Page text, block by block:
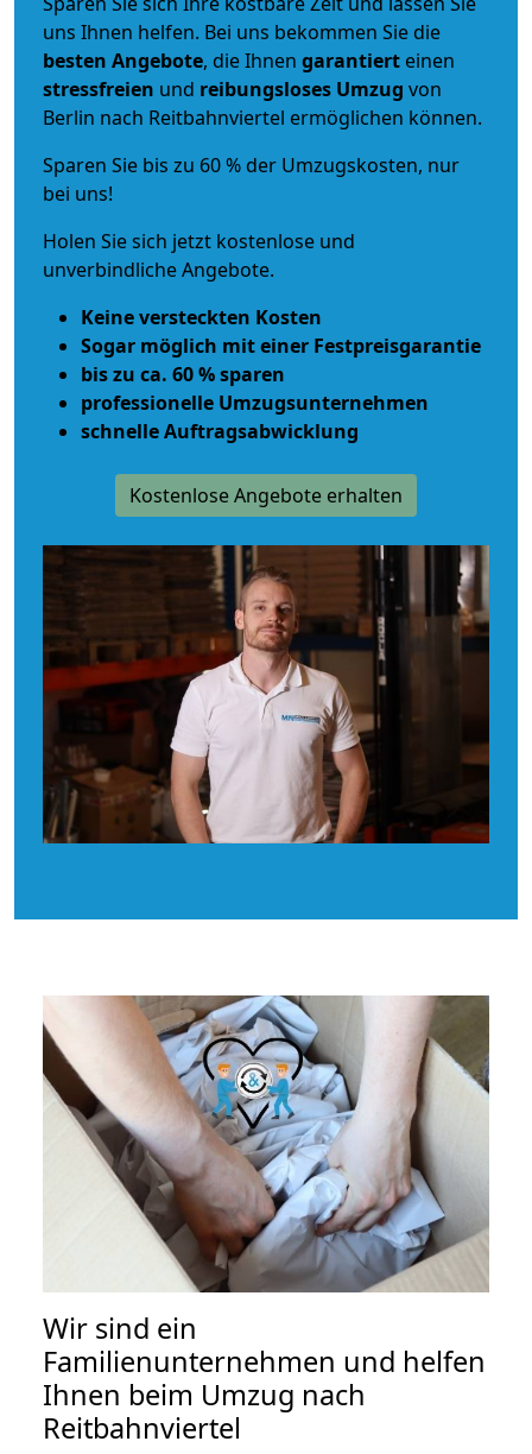
uns Ihnen helfen. Bei uns bekommen Sie die
besten Angebote, die Ihnen garantiert einen
stressfreien und reibungsloses Umzug von
Berlin nach Reitbahnviertel ermöglichen können.
Sparen Sie bis zu 60 % der Umzugskosten, nur
bei uns!
Holen Sie sich jetzt kostenlose und
unverbindliche Angebote.
Keine versteckten Kosten
Sogar möglich mit einer Festpreisgarantie
bis zu ca. 60 % sparen
professionelle Umzugsunternehmen
schnelle Auftragsabwicklung
Kostenlose Angebote erhalten
Wir sind ein
Familienunternehmen und helfen
Ihnen beim Umzug nach
Reitbahnviertel